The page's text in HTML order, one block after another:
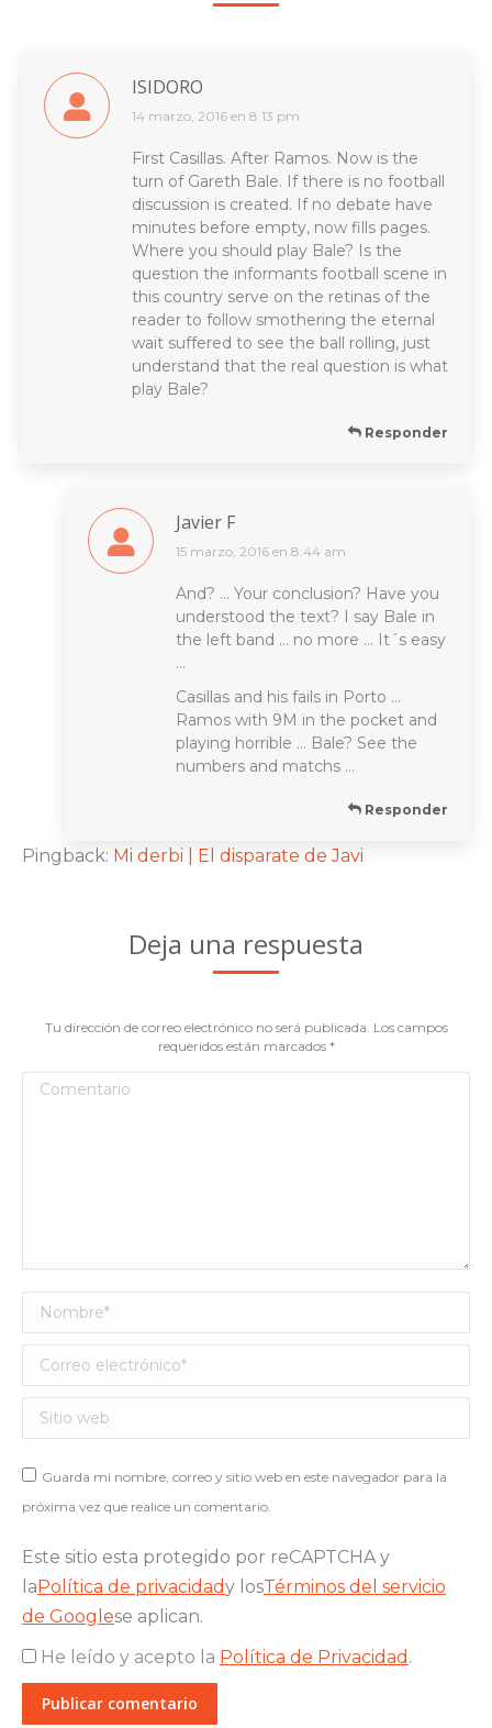
ISIDORO
dice:
14 marzo, 2016 en 8:13 pm
First Casillas. After Ramos. Now is the
turn of Gareth Bale. If there is no football
discussion is created. If no debate have
minutes before empty, now fills pages.
Where you should play Bale? Is the
question the informants football scene in
this country serve on the retinas of the
reader to follow smothering the eternal
wait suffered to see the ball rolling, just
understand that the real question is what
play Bale?
Responder
Javier F
dice:
15 marzo, 2016 en 8:44 am
And? … Your conclusion? Have you
understood the text? I say Bale in
the left band … no more … It´s easy
…
Casillas and his fails in Porto …
Ramos with 9M in the pocket and
playing horrible … Bale? See the
numbers and matchs …
Responder
Pingback: Mi derbi | El disparate de Javi
Deja una respuesta
Tu dirección de correo electrónico no será publicada. Los campos
requeridos están marcados *
Comentario
Nombre *
Correo electrónico *
Sitio web
Guarda mi nombre, correo y sitio web en este navegador para la
próxima vez que realice un comentario.
Este sitio esta protegido por reCAPTCHA y
laPolítica de privacidady losTérminos del servicio
de Googlese aplican.
He leído y acepto la Política de Privacidad .
Publicar comentario